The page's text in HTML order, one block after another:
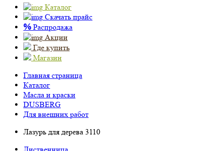
Каталог
Скачать прайс
% Распродажа
Акции
Где купить
Магазин
Главная страница
Каталог
Масла и краски
DUSBERG
Для внешних работ
Лазурь для дерева 3110